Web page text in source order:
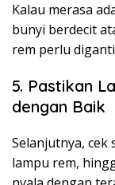
Kalau merasa
bunyi berdecit
rem perlu
5. Pastikan
dengan Baik
Selanjutnya, cek
lampu rem,